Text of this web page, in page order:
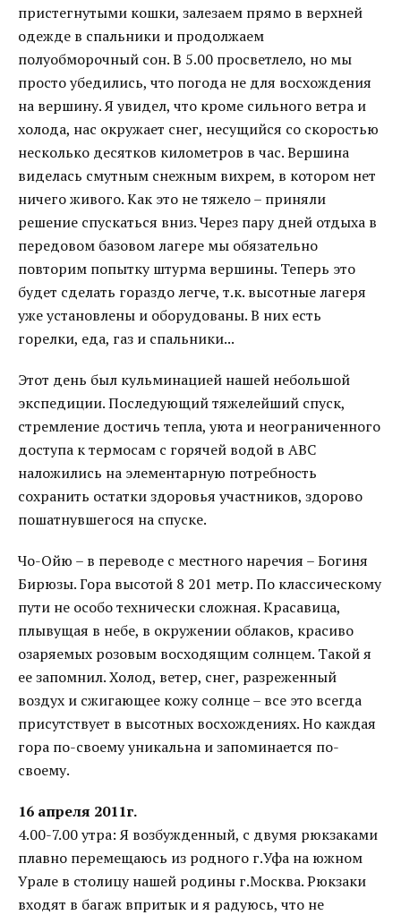
пристегнутыми кошки, залезаем прямо в верхней
одежде в спальники и продолжаем
полуобморочный сон. В 5.00 просветлело, но мы
просто убедились, что погода не для восхождения
на вершину. Я увидел, что кроме сильного ветра и
холода, нас окружает снег, несущийся со скоростью
несколько десятков километров в час. Вершина
виделась смутным снежным вихрем, в котором нет
ничего живого. Как это не тяжело – приняли
решение спускаться вниз. Через пару дней отдыха в
передовом базовом лагере мы обязательно
повторим попытку штурма вершины. Теперь это
будет сделать гораздо легче, т.к. высотные лагеря
уже установлены и оборудованы. В них есть
горелки, еда, газ и спальники...
Этот день был кульминацией нашей небольшой
экспедиции. Последующий тяжелейший спуск,
стремление достичь тепла, уюта и неограниченного
доступа к термосам с горячей водой в АВС
наложились на элементарную потребность
сохранить остатки здоровья участников, здорово
пошатнувшегося на спуске.
Чо-Ойю – в переводе с местного наречия – Богиня
Бирюзы. Гора высотой 8 201 метр. По классическому
пути не особо технически сложная. Красавица,
плывущая в небе, в окружении облаков, красиво
озаряемых розовым восходящим солнцем. Такой я
ее запомнил. Холод, ветер, снег, разреженный
воздух и сжигающее кожу солнце – все это всегда
присутствует в высотных восхождениях. Но каждая
гора по-своему уникальна и запоминается по-
своему.
16 апреля 2011г.
4.00-7.00 утра: Я возбужденный, с двумя рюкзаками
плавно перемещаюсь из родного г.Уфа на южном
Урале в столицу нашей родины г.Москва. Рюкзаки
входят в багаж впритык и я радуюсь, что не